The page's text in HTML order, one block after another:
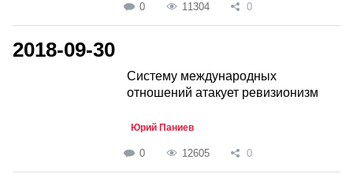
0 11304 0
2018-09-30
Систему международных
отношений атакует ревизионизм
Юрий Паниев
0 12605 0